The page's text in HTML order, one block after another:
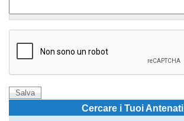
Cercare i Tuoi Antenati